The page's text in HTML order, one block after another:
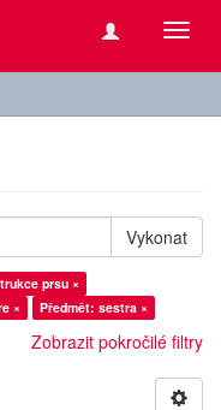
Vykonat
prsu ×
× Předmět: sestra ×
Zobrazit pokročilé filtry